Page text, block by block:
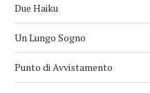
Due Haiku
Un Lungo Sogno
Punto di Avvistamento